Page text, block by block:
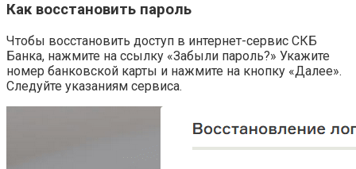
Как восстановить пароль
Чтобы восстановить доступ в интернет-сервис СКБ
Банка, нажмите на ссылку «Забыли пароль?» Укажите
номер банковской карты и нажмите на кнопку «Далее».
Следуйте указаниям сервиса.